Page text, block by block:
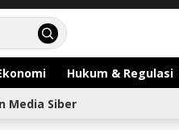
Hukum & Regulasi
Media Siber